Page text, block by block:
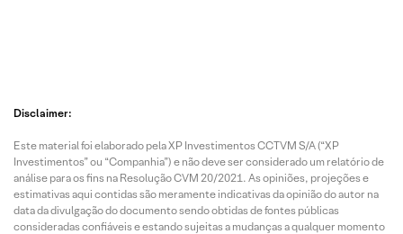
Disclaimer:
Este material foi elaborado pela XP Investimentos CCTVM S/A (“XP
Investimentos” ou “Companhia”) e não deve ser considerado um relatório de
análise para os fins na Resolução CVM 20/2021. As opiniões, projeções e
estimativas aqui contidas são meramente indicativas da opinião do autor na
data da divulgação do documento sendo obtidas de fontes públicas
consideradas confiáveis e estando sujeitas a mudanças a qualquer momento